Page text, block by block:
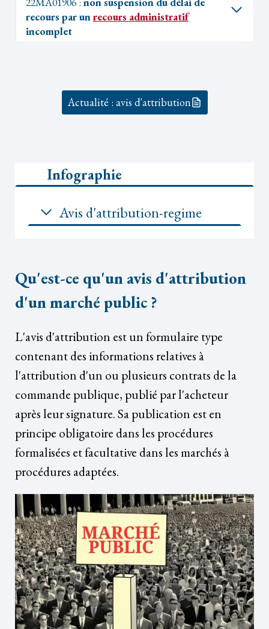
recours par un recours administratif
incomplet
Actualité : avis d'attribution
Infographie
Avis d'attribution-regime
Qu'est-ce qu'un avis d'attribution
d'un marché public ?
L'avis d'attribution est un formulaire type
contenant des informations relatives à
l'attribution d'un ou plusieurs contrats de la
commande publique, publié par l'acheteur
après leur signature. Sa publication est en
principe obligatoire dans les procédures
formalisées et facultative dans les marchés à
procédures adaptées.